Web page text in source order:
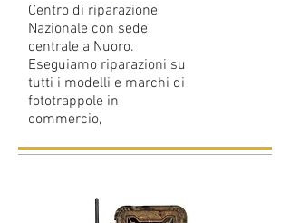
Centro di riparazione
Nazionale con sede
centrale a Nuoro.
Eseguiamo riparazioni su
tutti i modelli e marchi di
fototrappole in
commercio,